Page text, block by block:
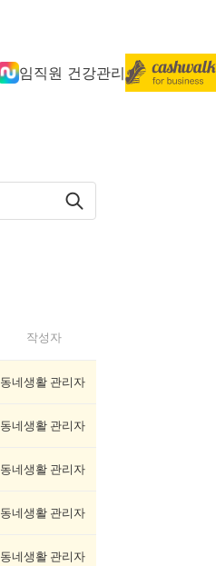
임직원 건강관리
작성자
동네생활 관리자
동네생활 관리자
동네생활 관리자
동네생활 관리자
동네생활 관리자